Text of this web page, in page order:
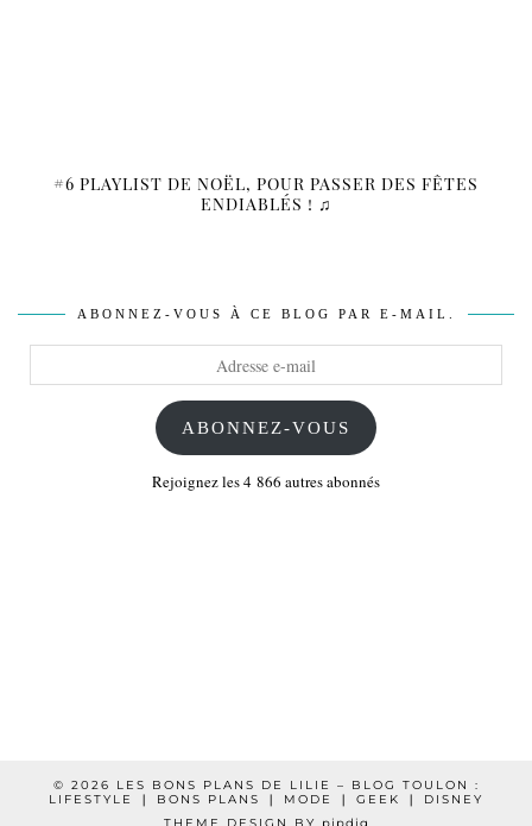
#6 PLAYLIST DE NOËL, POUR PASSER DES FÊTES
ENDIABLÉS ! ♫
ABONNEZ-VOUS À CE BLOG PAR E-MAIL.
ABONNEZ-VOUS
Rejoignez les 4 866 autres abonnés
© 2026
LES BONS PLANS DE LILIE – BLOG TOULON :
LIFESTYLE ❘ BONS PLANS ❘ MODE ❘ GEEK ❘ DISNEY
THEME DESIGN BY
pipdig